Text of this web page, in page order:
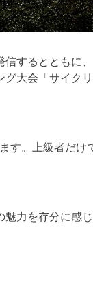
するとともに
大会「サイク
す。上級者だけ
力を存分に感じ